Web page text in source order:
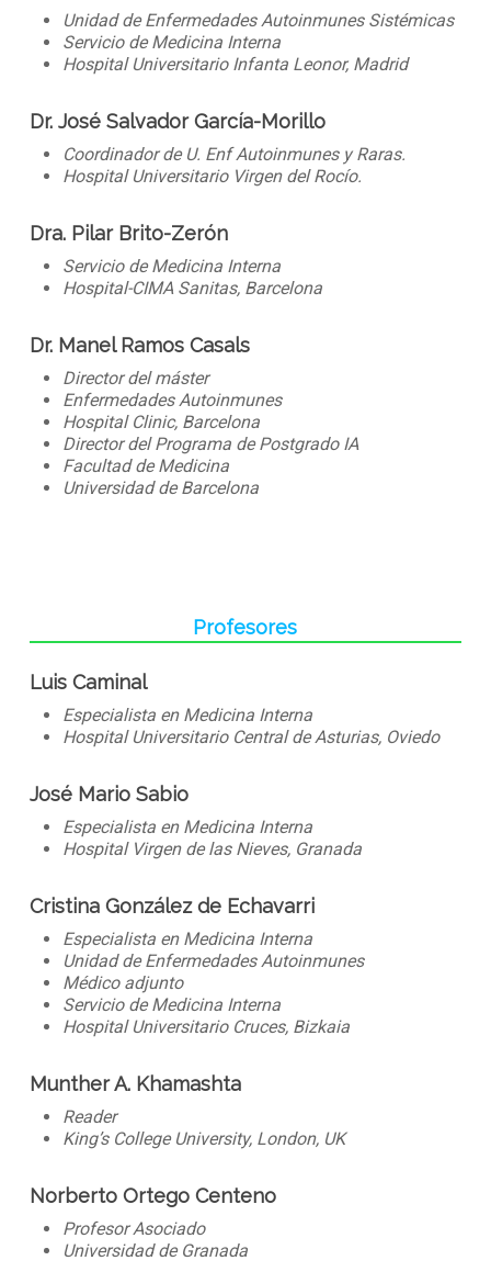
Unidad de Enfermedades Autoinmunes Sistémicas
Servicio de Medicina Interna
Hospital Universitario Infanta Leonor, Madrid
Dr. José Salvador García-Morillo
Coordinador de U. Enf Autoinmunes y Raras.
Hospital Universitario Virgen del Rocío.
Dra. Pilar Brito-Zerón
Servicio de Medicina Interna
Hospital-CIMA Sanitas, Barcelona
Dr. Manel Ramos Casals
Director del máster
Enfermedades Autoinmunes
Hospital Clinic, Barcelona
Director del Programa de Postgrado IA
Facultad de Medicina
Universidad de Barcelona
Profesores
Luis Caminal
Especialista en Medicina Interna
Hospital Universitario Central de Asturias, Oviedo
José Mario Sabio
Especialista en Medicina Interna
Hospital Virgen de las Nieves, Granada
Cristina González de Echavarri
Especialista en Medicina Interna
Unidad de Enfermedades Autoinmunes
Médico adjunto
Servicio de Medicina Interna
Hospital Universitario Cruces, Bizkaia
Munther A. Khamashta
Reader
King’s College University, London, UK
Norberto Ortego Centeno
Profesor Asociado
Universidad de Granada